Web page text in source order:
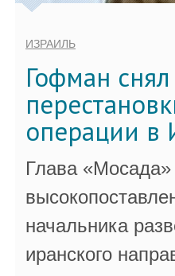
ИЗРАИЛЬ
Гофман
операции в
Глава
начальника
иранского